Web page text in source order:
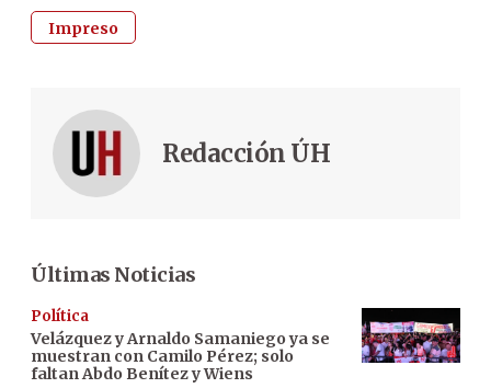
Impreso
Redacción ÚH
Últimas Noticias
Política
Velázquez y Arnaldo Samaniego ya se
muestran con Camilo Pérez; solo
faltan Abdo Benítez y Wiens